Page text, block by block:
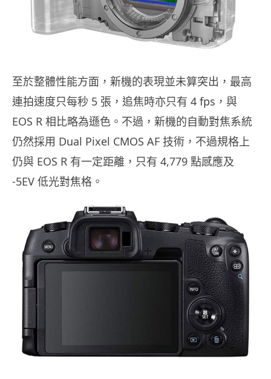
至於整體性能方面，新機的表現並未算突出，最高
連拍速度只每秒 5 張，追焦時亦只有 4 fps ，與
EOS R 相比略為遜色。不過，新機的自動對焦系統
仍然採用 Dual Pixel CMOS AF 技術，不過規格上
仍與 EOS R 有一定距離，只有 4,779 點感應及
-5EV 低光對焦格。